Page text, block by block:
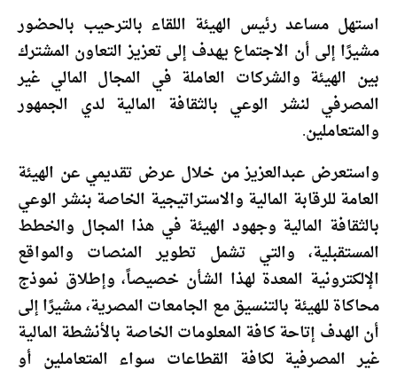
استهل مساعد رئيس الهيئة اللقاء بالترحيب بالحضور
مشيرًا إلى أن الاجتماع يهدف إلى تعزيز التعاون المشترك
بين الهيئة والشركات العاملة في المجال المالي غير
المصرفي لنشر الوعي بالثقافة المالية لدي الجمهور
والمتعاملين.
واستعرض عبدالعزيز من خلال عرض تقديمي عن الهيئة
العامة للرقابة المالية والاستراتيجية الخاصة بنشر الوعي
بالثقافة المالية وجهود الهيئة في هذا المجال والخطط
المستقبلية، والتي تشمل تطوير المنصات والمواقع
الإلكترونية المعدة لهذا الشأن خصيصاً، وإطلاق نموذج
محاكاة للهيئة بالتنسيق مع الجامعات المصرية، مشيرًا إلى
أن الهدف إتاحة كافة المعلومات الخاصة بالأنشطة المالية
غير المصرفية لكافة القطاعات سواء المتعاملين أو